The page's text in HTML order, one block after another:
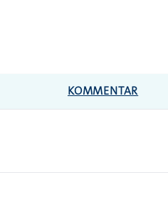
KOMMENTAR